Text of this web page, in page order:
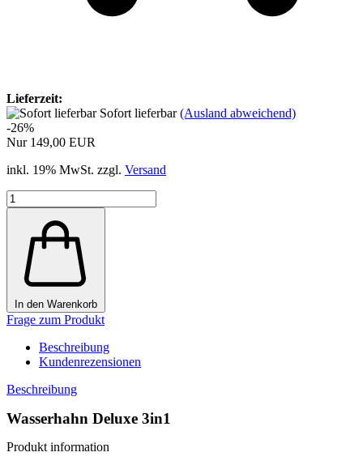
Lieferzeit:
Sofort lieferbar(Ausland abweichend)
-26%
Nur 149,00 EUR
inkl. 19% MwSt. zzgl. Versand
In den Warenkorb
Frage zum Produkt
Beschreibung
Kundenrezensionen
Beschreibung
Wasserhahn Deluxe 3in1
Produkt information